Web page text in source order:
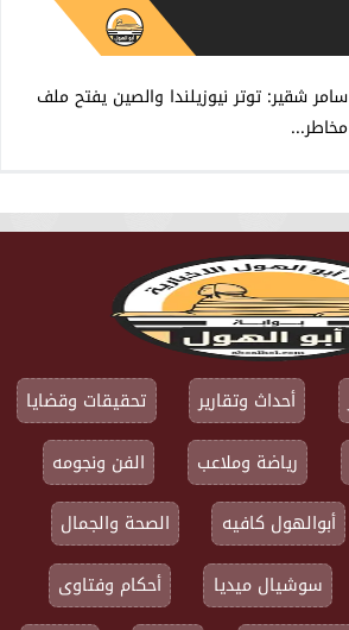
سامر شقير: توتر نيوزيلندا والصين يفتح ملف
مخاطر...
أحداث وتقارير
تحقيقات وقضايا
رياضة وملاعب
الفن ونجومه
أبوالهول كافيه
الصحة والجمال
سوشيال ميديا أحكام وفتاوى